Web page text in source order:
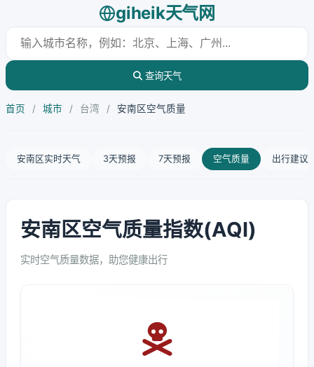
giheik天气网
查询天气
首页 / 城市 / 台湾 / 安南区空气质量
安南区实时天气 3天预报 7天预报 空气质量 出行建议
安南区空气质量指数(AQI)
实时空气质量数据，助您健康出行